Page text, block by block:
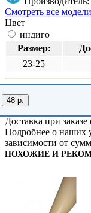
Смотреть все модели
Цвет
индиго
Размер:
23-25
48 р.
Доставка при
Подробнее о наших
зависимости от
ПОХОЖИЕ И